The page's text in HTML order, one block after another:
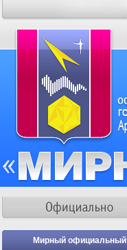
Мирный официальный